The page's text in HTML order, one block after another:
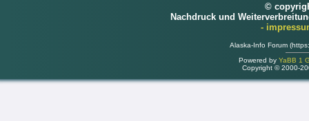
©
Nachdruck und
-
Alaska-Info Forum
Powered by YaBB 1
Copyright © 2000-